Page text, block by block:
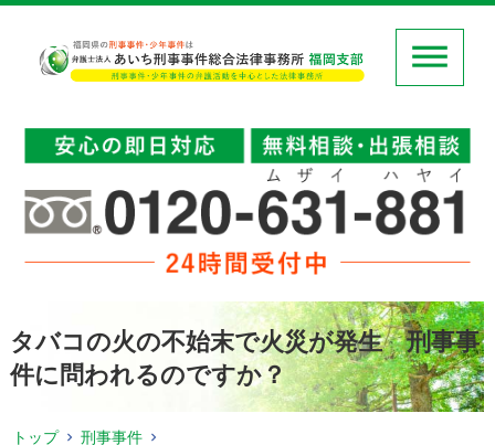
タバコの火の不始末で火災が発生 刑事事
件に問われるのですか？
トップ
刑事事件